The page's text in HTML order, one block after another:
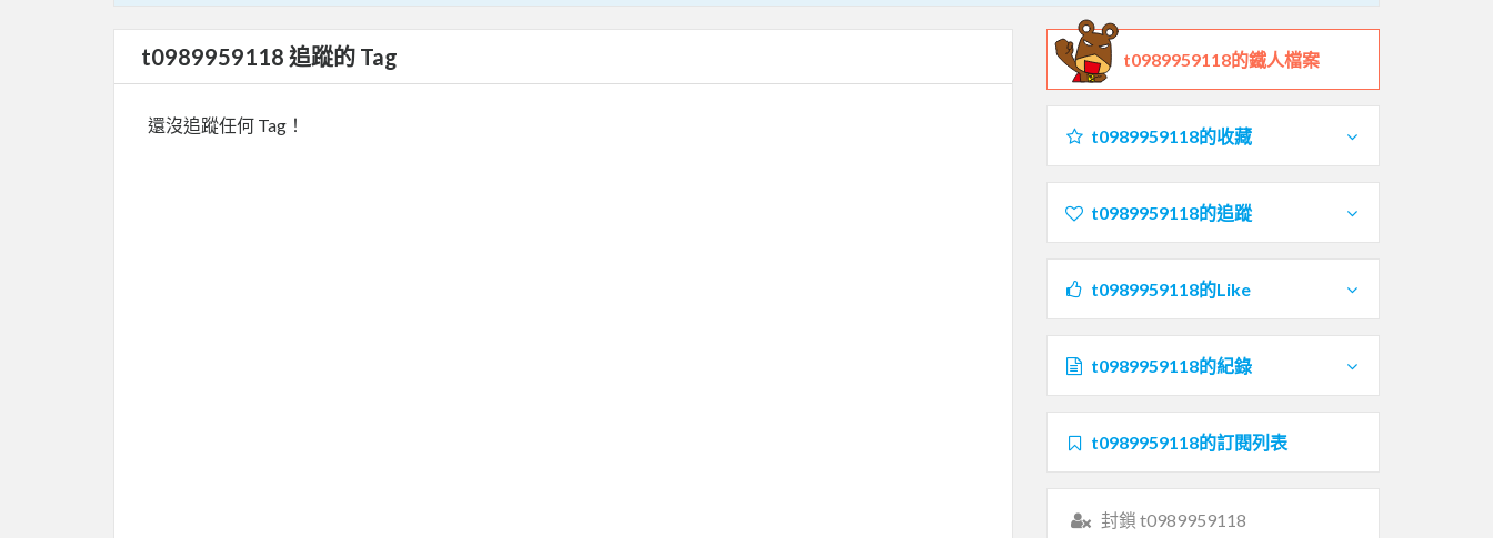
t0989959118 追蹤的 Tag
還沒追蹤任何 Tag！
t0989959118的鐵人檔案
t0989959118的收藏
t0989959118的追蹤
t0989959118的Like
t0989959118的紀錄
t0989959118的訂閱列表
封鎖 t0989959118